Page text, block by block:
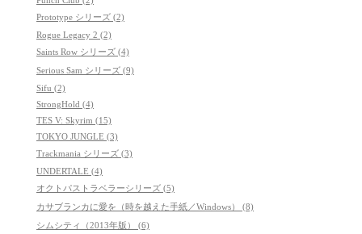
Prototype シリーズ (2)
Rogue Legacy 2 (2)
Saints Row シリーズ (4)
Serious Sam シリーズ (9)
Sifu (2)
StrongHold (4)
TES V: Skyrim (15)
TOKYO JUNGLE (3)
Trackmania シリーズ (3)
UNDERTALE (4)
オクトパストラベラーシリーズ (5)
カサブランカに愛を（時を越えた手紙／Windows） (8)
シムシティ（2013年版） (6)